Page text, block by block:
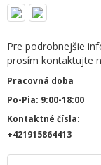
Pre podrobnejšie
prosím kontaktujte
Pracovná doba
Po-Pia: 9:00-18:00
Kontaktné čísla:
+421915864413